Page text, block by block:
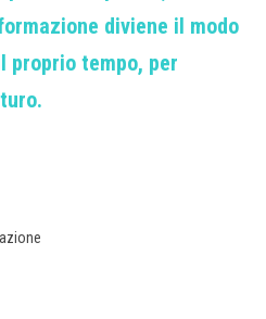
diviene il modo
tempo, per